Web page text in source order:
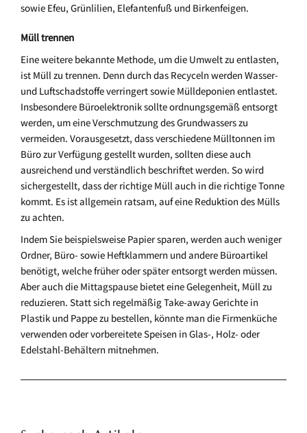
sowie Efeu, Grünlilien, Elefantenfuß und Birkenfeigen.
Müll trennen
Eine weitere bekannte Methode, um die Umwelt zu entlasten,
ist Müll zu trennen. Denn durch das Recyceln werden Wasser-
und Luftschadstoffe verringert sowie Mülldeponien entlastet.
Insbesondere Büroelektronik sollte ordnungsgemäß entsorgt
werden, um eine Verschmutzung des Grundwassers zu
vermeiden. Vorausgesetzt, dass verschiedene Mülltonnen im
Büro zur Verfügung gestellt wurden, sollten diese auch
ausreichend und verständlich beschriftet werden. So wird
sichergestellt, dass der richtige Müll auch in die richtige Tonne
kommt. Es ist allgemein ratsam, auf eine Reduktion des Mülls
zu achten.
Indem Sie beispielsweise Papier sparen, werden auch weniger
Ordner, Büro- sowie Heftklammern und andere Büroartikel
benötigt, welche früher oder später entsorgt werden müssen.
Aber auch die Mittagspause bietet eine Gelegenheit, Müll zu
reduzieren. Statt sich regelmäßig Take-away Gerichte in
Plastik und Pappe zu bestellen, könnte man die Firmenküche
verwenden oder vorbereitete Speisen in Glas-, Holz- oder
Edelstahl-Behältern mitnehmen.